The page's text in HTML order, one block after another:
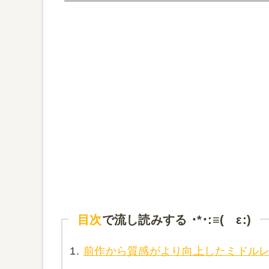
目次で流し読みする ･*･:≡( ε:)
1. 前作から質感がより向上したミドル